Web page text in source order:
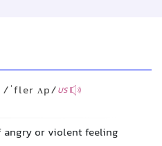
/ˈfler ʌp/US
angry or violent feeling